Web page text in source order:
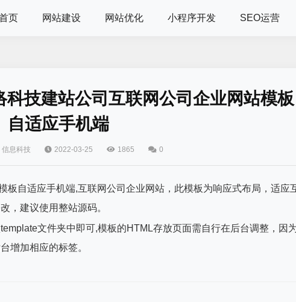
页 网站建设 网站优化 小程序开发 SEO运营
技建站公司互联网公司企业网站模板
自适应手机端
信息科技 2022-03-25 1865 0
板自适应手机端,互联网公司企业网站，此模板为响应式布局，适应
，建议使用整站源码。
文件夹中即可,模板的HTML存放页面需自行在后台调整，因
增加相应的标签。